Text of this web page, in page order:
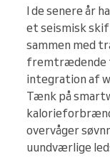
I de senere år
et seismisk
sammen med
fremtrædende
integration af
Tænk på
overvåger
uundværlige